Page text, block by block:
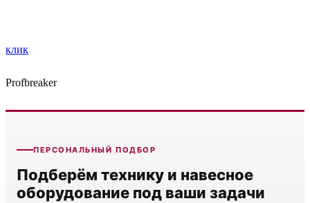
клик
Profbreaker
ПЕРСОНАЛЬНЫЙ ПОДБОР
Подберём технику и навесное
оборудование под ваши задачи